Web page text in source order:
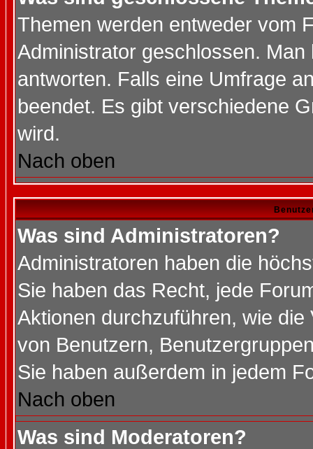
Themen werden entweder vom
Administrator geschlossen.
antworten. Falls eine Umfrage
beendet. Es gibt verschiedene
wird.
Nach oben
Was sind Administratoren?
Administratoren haben die
Sie haben das Recht, jede
Aktionen durchzuführen, wie
von Benutzern,
Sie haben außerdem in jedem
Nach oben
Was sind Moderatoren?